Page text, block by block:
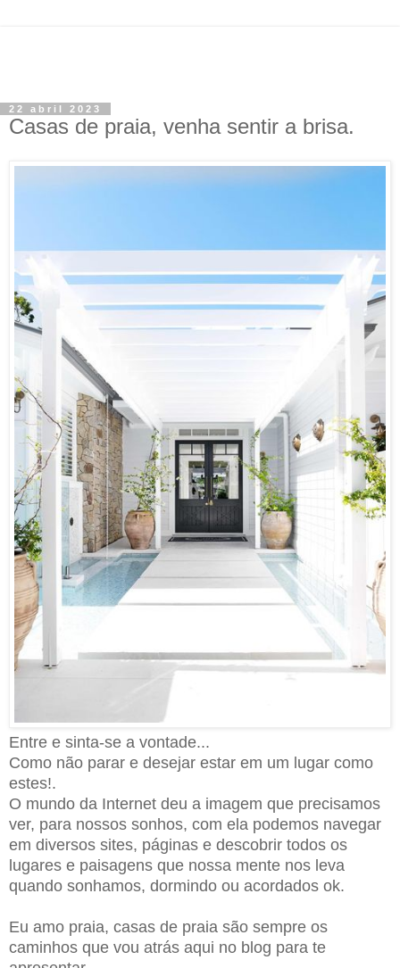
22 abril 2023
Casas de praia, venha sentir a brisa.
Entre e sinta-se a vontade...
Como não parar e desejar estar em um lugar como
estes!.
O mundo da Internet deu a imagem que precisamos
ver, para nossos sonhos, com ela podemos navegar
em diversos sites, páginas e descobrir todos os
lugares e paisagens que nossa mente nos leva
quando sonhamos, dormindo ou acordados ok.
Eu amo praia, casas de praia são sempre os
caminhos que vou atrás aqui no blog para te